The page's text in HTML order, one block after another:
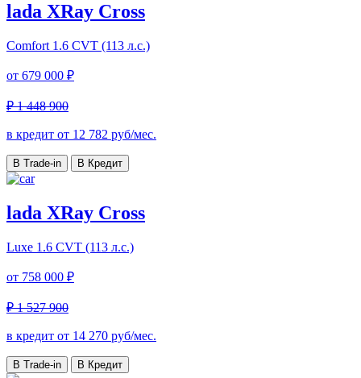
lada XRay Cross
Comfort 1.6 CVT (113 л.с.)
от 679 000 ₽
₽ 1 448 900
в кредит от 12 782 руб/мес.
В Trade-in В Кредит
lada XRay Cross
Luxe 1.6 CVT (113 л.с.)
от 758 000 ₽
₽ 1 527 900
в кредит от 14 270 руб/мес.
В Trade-in В Кредит